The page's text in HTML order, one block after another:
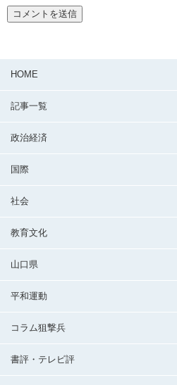
HOME
記事一覧
政治経済
国際
社会
教育文化
山口県
平和運動
コラム狙撃兵
書評・テレビ評